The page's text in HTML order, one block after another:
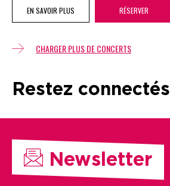
EN SAVOIR PLUS RÉSERVER
CHARGER PLUS DE CONCERTS
Restez connectés
Newsletter